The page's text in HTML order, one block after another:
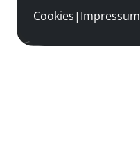
Cookies| Impressum